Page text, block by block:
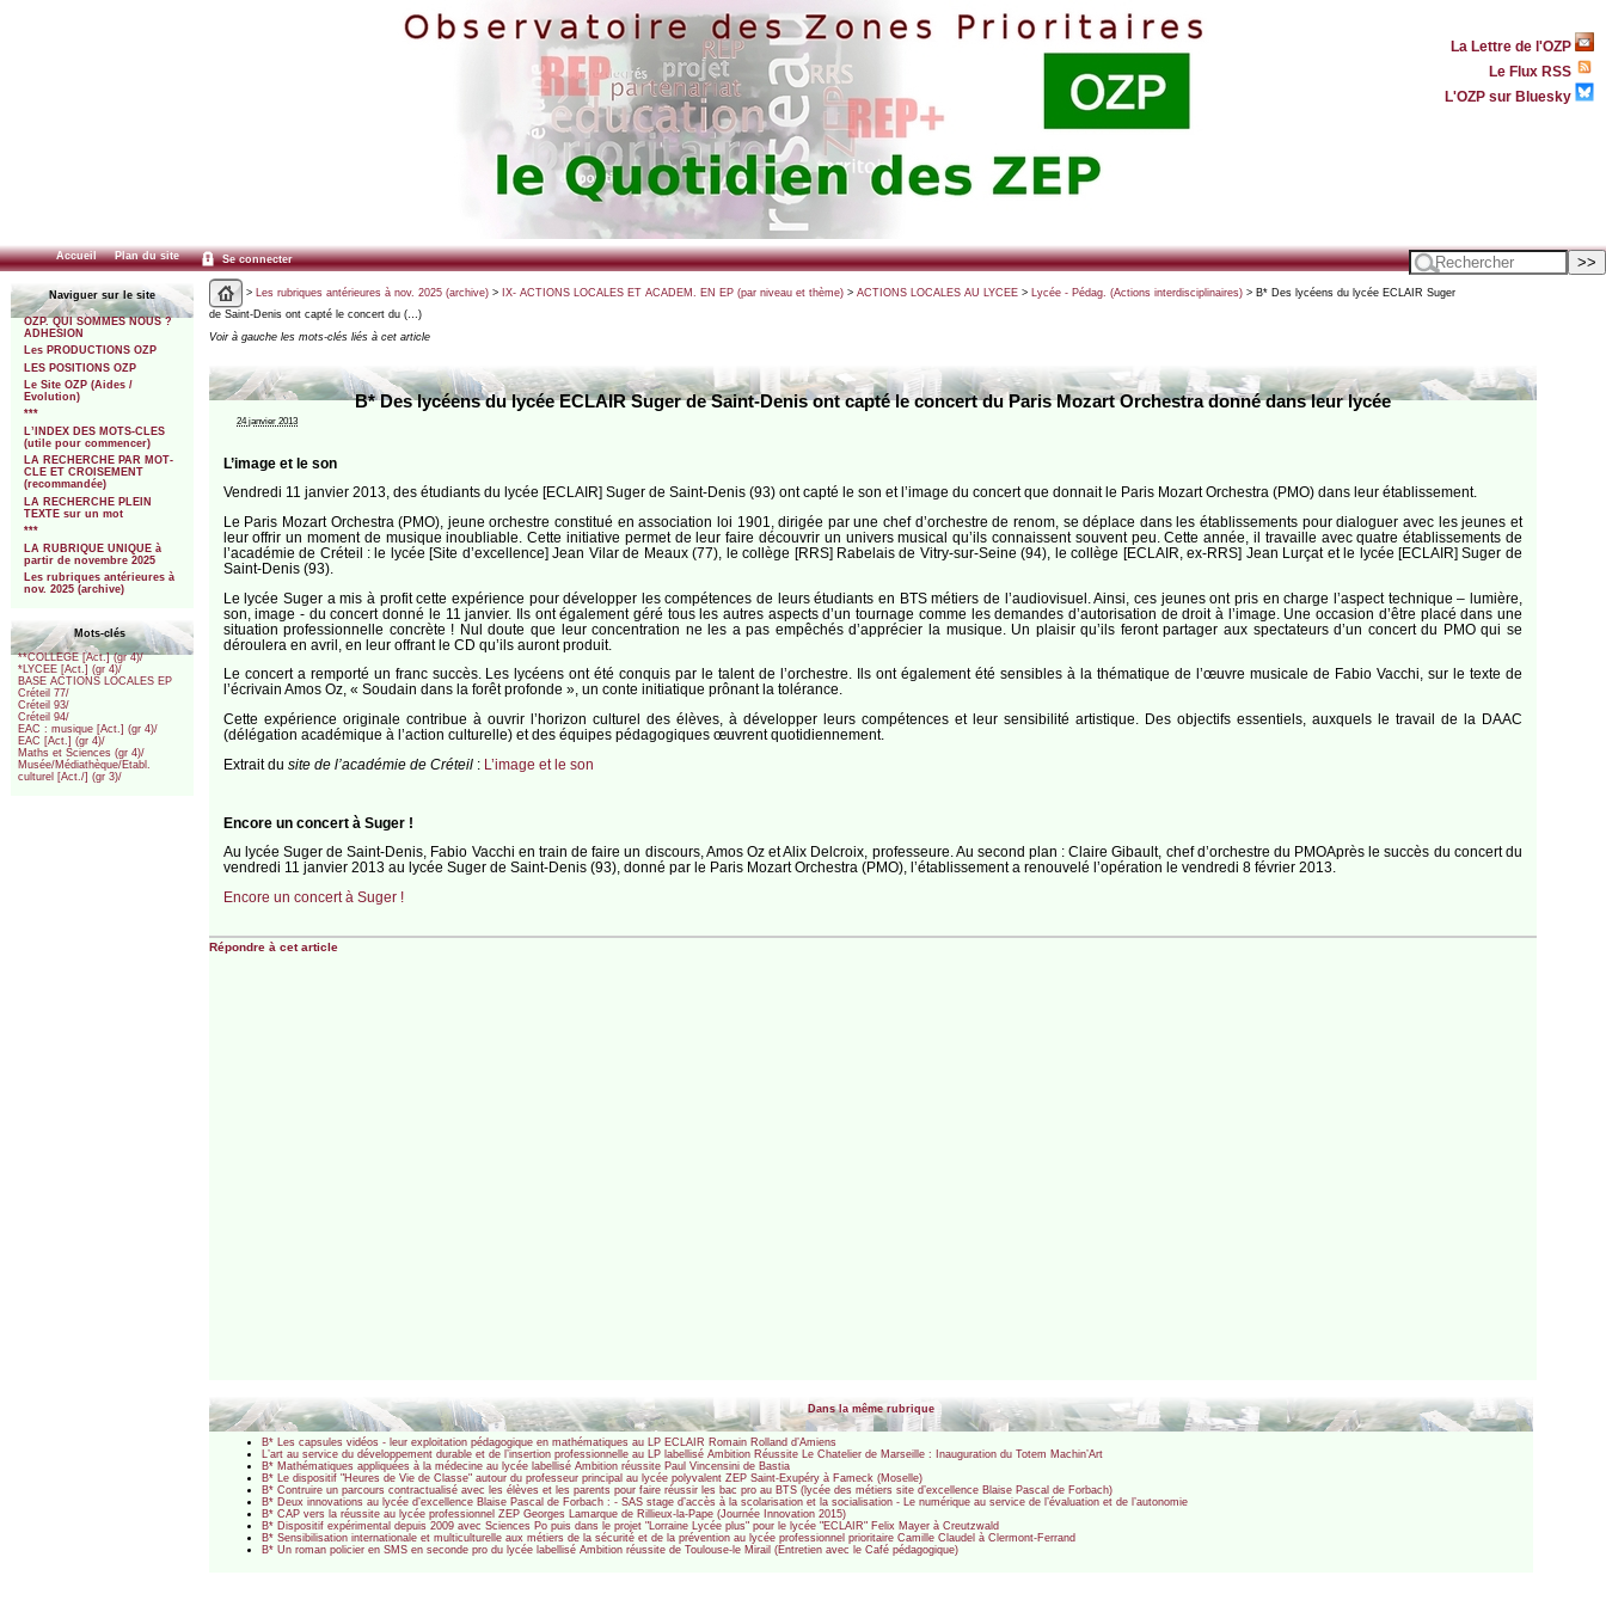
La Lettre de l'OZP
Le Flux RSS
L'OZP sur Bluesky
Accueil Plan du site Se connecter
Naviguer sur le site
OZP. QUI SOMMES NOUS ?
ADHESION
Les PRODUCTIONS OZP
LES POSITIONS OZP
Le Site OZP (Aides /
Evolution)
***
L’INDEX DES MOTS-CLES
(utile pour commencer)
LA RECHERCHE PAR MOT-
CLE ET CROISEMENT
(recommandée)
LA RECHERCHE PLEIN
TEXTE sur un mot
***
LA RUBRIQUE UNIQUE à
partir de novembre 2025
Les rubriques antérieures à
nov. 2025 (archive)
Mots-clés
**COLLEGE [Act.] (gr 4)/
*LYCEE [Act.] (gr 4)/
BASE ACTIONS LOCALES EP
Créteil 77/
Créteil 93/
Créteil 94/
EAC : musique [Act.] (gr 4)/
EAC [Act.] (gr 4)/
Maths et Sciences (gr 4)/
Musée/Médiathèque/Etabl.
culturel [Act./] (gr 3)/
> Les rubriques antérieures à nov. 2025 (archive)> IX- ACTIONS LOCALES ET ACADEM. EN EP (par niveau et thème)> ACTIONS LOCALES AU LYCEE> Lycée - Pédag. (Actions interdisciplinaires)> B* Des lycéens du lycée ECLAIR Suger
de Saint-Denis ont capté le concert du (…)
Voir à gauche les mots-clés liés à cet article
B* Des lycéens du lycée ECLAIR Suger de Saint-Denis ont capté le concert du Paris Mozart Orchestra donné dans leur lycée
24 janvier 2013
L’image et le son
Vendredi 11 janvier 2013, des étudiants du lycée [ECLAIR] Suger de Saint-Denis (93) ont capté le son et l’image du concert que donnait le Paris Mozart Orchestra (PMO) dans leur établissement.
Le Paris Mozart Orchestra (PMO), jeune orchestre constitué en asso­ciation loi 1901, dirigée par une chef d’orchestre de renom, se déplace dans les établis­sements pour dialoguer avec les jeunes et
leur offrir un moment de musique inoubliable. Cette initiative permet de leur faire découvrir un univers musical qu’ils connaissent souvent peu. Cette année, il travaille avec quatre établisse­ments de
l’académie de Créteil : le lycée [Site d’excellence] Jean Vilar de Meaux (77), le collège [RRS] Rabelais de Vitry-sur-Seine (94), le collège [ECLAIR, ex-RRS] Jean Lurçat et le lycée [ECLAIR] Suger de
Saint-Denis (93).
Le lycée Suger a mis à profit cette expérience pour développer les compétences de leurs étudiants en BTS métiers de l’audiovisuel. Ainsi, ces jeunes ont pris en charge l’aspect technique – lumière,
son, image - du concert donné le 11 janvier. Ils ont également géré tous les autres aspects d’un tournage comme les demandes d’autorisation de droit à l’image. Une occasion d’être placé dans une
situation professionnelle concrète ! Nul doute que leur concentration ne les a pas empêchés d’apprécier la musique. Un plaisir qu’ils feront partager aux spectateurs d’un concert du PMO qui se
déroulera en avril, en leur offrant le CD qu’ils auront produit.
Le concert a remporté un franc succès. Les lycéens ont été conquis par le talent de l’orchestre. Ils ont également été sensibles à la thématique de l’œuvre musicale de Fabio Vacchi, sur le texte de
l’écrivain Amos Oz, « Soudain dans la forêt profonde », un conte initiatique prônant la tolérance.
Cette expérience originale contribue à ouvrir l’horizon culturel des élèves, à développer leurs compétences et leur sensibilité artistique. Des objectifs essentiels, auxquels le travail de la DAAC
(délégation académique à l’action culturelle) et des équipes pédagogiques œuvrent quotidiennement.
Extrait du site de l’académie de Créteil: L’image et le son
Encore un concert à Suger !
Au lycée Suger de Saint-Denis, Fabio Vacchi en train de faire un discours, Amos Oz et Alix Delcroix, professeure. Au second plan : Claire Gibault, chef d’orchestre du PMOAprès le succès du concert du
vendredi 11 janvier 2013 au lycée Suger de Saint-Denis (93), donné par le Paris Mozart Orchestra (PMO), l’établissement a renouvelé l’opération le vendredi 8 février 2013.
Encore un concert à Suger !
Répondre à cet article
Dans la même rubrique
B* Les capsules vidéos - leur exploitation pédagogique en mathématiques au LP ECLAIR Romain Rolland d’Amiens
L’art au service du développement durable et de l’insertion professionnelle au LP labellisé Ambition Réussite Le Chatelier de Marseille : Inauguration du Totem Machin’Art
B* Mathématiques appliquées à la médecine au lycée labellisé Ambition réussite Paul Vincensini de Bastia
B* Le dispositif "Heures de Vie de Classe" autour du professeur principal au lycée polyvalent ZEP Saint-Exupéry à Fameck (Moselle)
B* Contruire un parcours contractualisé avec les élèves et les parents pour faire réussir les bac pro au BTS (lycée des métiers site d’excellence Blaise Pascal de Forbach)
B* Deux innovations au lycée d’excellence Blaise Pascal de Forbach : - SAS stage d’accès à la scolarisation et la socialisation - Le numérique au service de l’évaluation et de l’autonomie
B* CAP vers la réussite au lycée professionnel ZEP Georges Lamarque de Rillieux-la-Pape (Journée Innovation 2015)
B* Dispositif expérimental depuis 2009 avec Sciences Po puis dans le projet "Lorraine Lycée plus" pour le lycée "ECLAIR" Felix Mayer à Creutzwald
B* Sensibilisation internationale et multiculturelle aux métiers de la sécurité et de la prévention au lycée professionnel prioritaire Camille Claudel à Clermont-Ferrand
B* Un roman policier en SMS en seconde pro du lycée labellisé Ambition réussite de Toulouse-le Mirail (Entretien avec le Café pédagogique)